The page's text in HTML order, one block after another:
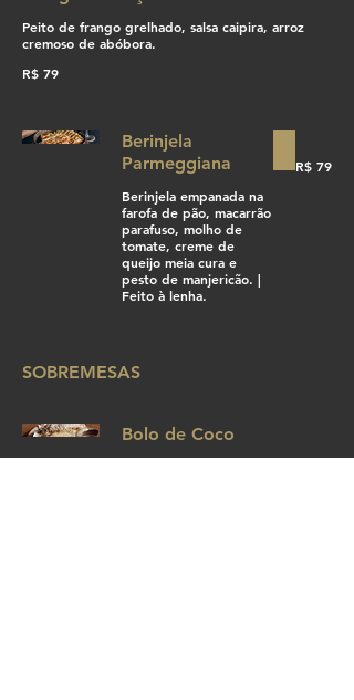
Peito de frango grelhado, salsa caipira, arroz
cremoso de abóbora.
R$ 79
Berinjela
Parmeggiana
Berinjela empanada na
farofa de pão, macarrão
parafuso, molho de
tomate, creme de
queijo meia cura e
pesto de manjericão. |
Feito à lenha.
R$ 79
SOBREMESAS
Bolo de Coco